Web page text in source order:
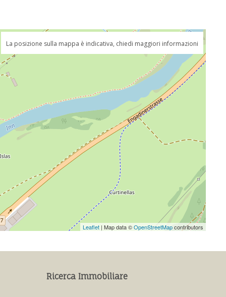
La posizione sulla mappa è indicativa, chiedi maggiori informazioni
Leaflet | Map data ©OpenStreetMapcontributors
Ricerca Immobiliare